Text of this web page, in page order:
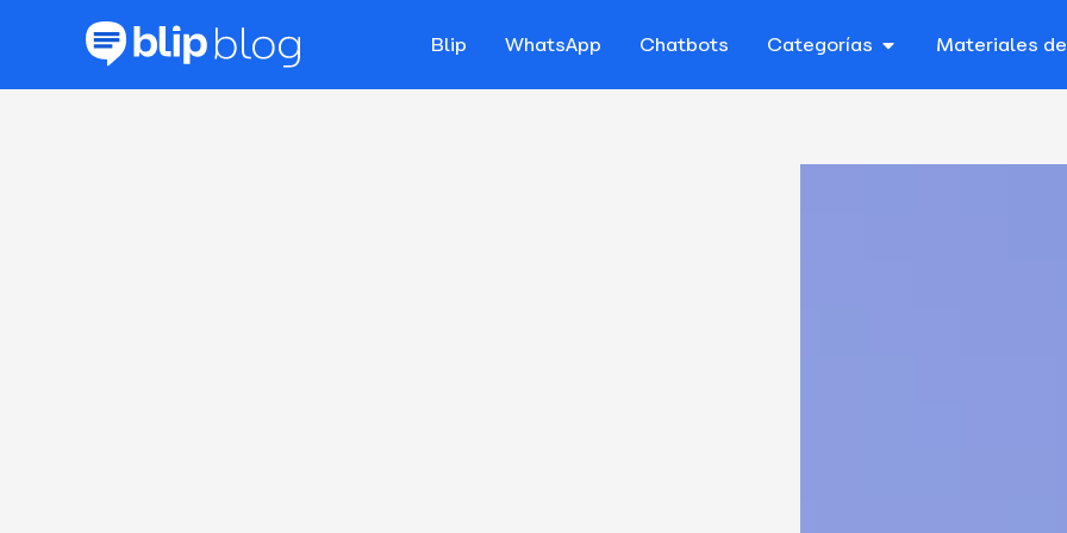
Blip WhatsApp Chatbots Categorías Materiales